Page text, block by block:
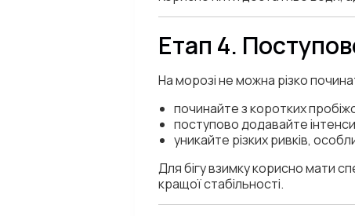
Етап 4.
На морозі не можна різко
починайте з коротких
поступово додавайте
уникайте різких ривків,
Для бігу взимку корисно мати
кращої стабільності.